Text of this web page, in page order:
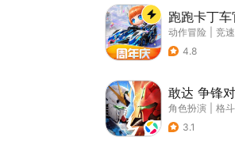
跑跑卡丁
动作冒险 竞速
4.8
敢达 争锋
角色扮演 格斗
3.1